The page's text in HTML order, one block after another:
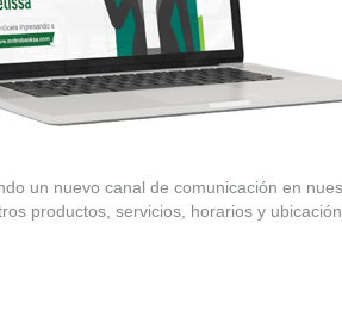
un nuevo canal de comunicación en
productos, servicios, horarios y